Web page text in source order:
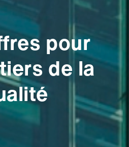
pour
de la